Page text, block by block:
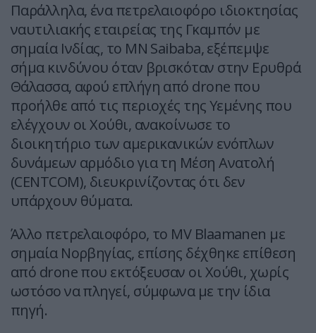
Παράλληλα, ένα πετρελαιοφόρο ιδιοκτησίας
ναυτιλιακής εταιρείας της Γκαμπόν με
σημαία Ινδίας, το MN Saibaba, εξέπεμψε
σήμα κινδύνου όταν βρισκόταν στην Ερυθρά
Θάλασσα, αφού επλήγη από drone που
προήλθε από τις περιοχές της Υεμένης που
ελέγχουν οι Χούθι, ανακοίνωσε το
διοικητήριο των αμερικανικών ενόπλων
δυνάμεων αρμόδιο για τη Μέση Ανατολή
(CENTCOM), διευκρινίζοντας ότι δεν
υπάρχουν θύματα.
Άλλο πετρελαιοφόρο, το MV Blaamanen με
σημαία Νορβηγίας, επίσης δέχθηκε επίθεση
από drone που εκτόξευσαν οι Χούθι, χωρίς
ωστόσο να πληγεί, σύμφωνα με την ίδια
πηγή.